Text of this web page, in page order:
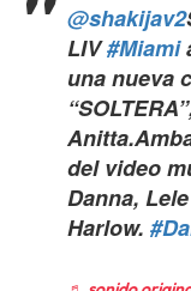
@shakijav2
LIV#Miami
una nueva
del video
Danna,
Harlow.